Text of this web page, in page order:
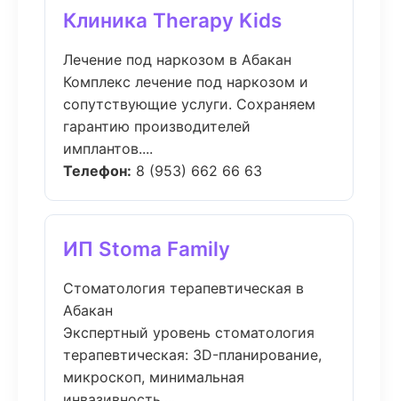
Клиника Therapy Kids
Лечение под наркозом в Абакан
Комплекс лечение под наркозом и
сопутствующие услуги. Сохраняем
гарантию производителей
имплантов....
Телефон: 8 (953) 662 66 63
ИП Stoma Family
Стоматология терапевтическая в
Абакан
Экспертный уровень стоматология
терапевтическая: 3D-планирование,
микроскоп, минимальная